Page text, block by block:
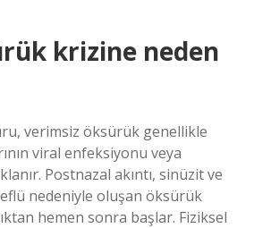
krizine neden
verimsiz öksürük genellikle
viral enfeksiyonu veya
Postnazal akıntı, sinüzit ve
nedeniyle oluşan öksürük
hemen sonra başlar. Fiziksel